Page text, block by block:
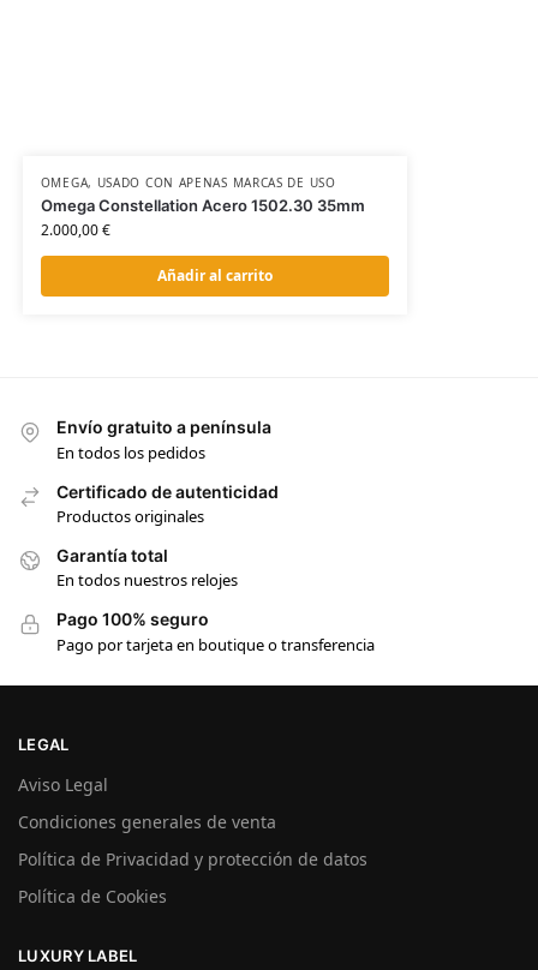
OMEGA, USADO CON APENAS MARCAS DE USO
Omega Constellation Acero 1502.30 35mm
2.000,00€
Añadir al carrito
Envío gratuito a península
En todos los pedidos
Certificado de autenticidad
Productos originales
Garantía total
En todos nuestros relojes
Pago 100% seguro
Pago por tarjeta en boutique o transferencia
LEGAL
Aviso Legal
Condiciones generales de venta
Política de Privacidad y protección de datos
Política de Cookies
LUXURY LABEL